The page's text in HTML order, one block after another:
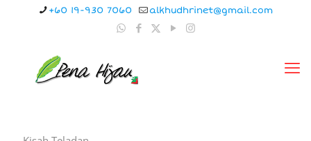
+60 19-930 7060 alkhudhrinet@gmail.com